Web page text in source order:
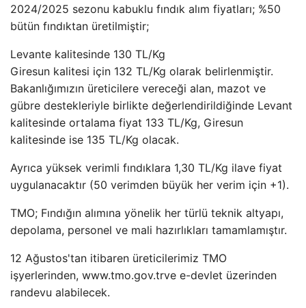
2024/2025 sezonu kabuklu fındık alım fiyatları; %50
bütün fındıktan üretilmiştir;
Levante kalitesinde 130 TL/Kg
Giresun kalitesi için 132 TL/Kg olarak belirlenmiştir.
Bakanlığımızın üreticilere vereceği alan, mazot ve
gübre destekleriyle birlikte değerlendirildiğinde Levant
kalitesinde ortalama fiyat 133 TL/Kg, Giresun
kalitesinde ise 135 TL/Kg olacak.
Ayrıca yüksek verimli fındıklara 1,30 TL/Kg ilave fiyat
uygulanacaktır (50 verimden büyük her verim için +1).
TMO; Fındığın alımına yönelik her türlü teknik altyapı,
depolama, personel ve mali hazırlıkları tamamlamıştır.
12 Ağustos'tan itibaren üreticilerimiz TMO
işyerlerinden, www.tmo.gov.tr​​​​​​​​​​ve e-devlet üzerinden
randevu alabilecek.